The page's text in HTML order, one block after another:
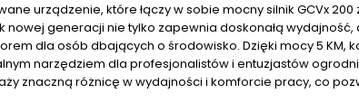
urządzenie, które łączy w sobie mocny silnik GCVx
generacji nie tylko zapewnia doskonałą wydajność,
dla osób dbających o środowisko. Dzięki mocy 5 KM,
narzędziem dla profesjonalistów i entuzjastów
znaczną różnicę w wydajności i komforcie pracy, co